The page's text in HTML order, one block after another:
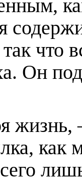
что
Он
жизнь,
как